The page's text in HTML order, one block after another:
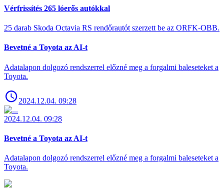
Vérfrissítés 265 lóerős autókkal
25 darab Skoda Octavia RS rendőrautót szerzett be az ORFK-OBB.
Bevetné a Toyota az AI-t
Adatalapon dolgozó rendszerrel előzné meg a forgalmi baleseteket a
Toyota.
2024.12.04. 09:28
2024.12.04. 09:28
Bevetné a Toyota az AI-t
Adatalapon dolgozó rendszerrel előzné meg a forgalmi baleseteket a
Toyota.